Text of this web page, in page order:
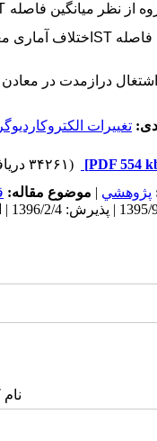
از نظر میانگین فاصله
فاصله ST اختلاف آماری
اشتغال درازمدت در
تغییرات
(۳۴۲۶۱ دریافت)
پژوهشي | موضوع مقاله: